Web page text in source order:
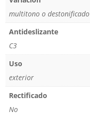
multitono o destonificado
Antideslizante
C3
Uso
exterior
Rectificado
No